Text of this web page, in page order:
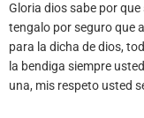
Gloria dios sabe por
tengalo por seguro que
para la dicha de dios,
la bendiga siempre
una, mis respeto usted